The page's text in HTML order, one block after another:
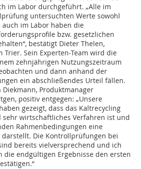
im Labor durchgeführt. „Alle im
untersuchten Werte sowohl
im Labor haben die
bzw. gesetzlichen
bestätigt Dieter Thelen,
Trier. Sein Experten-Team wird die
zehnjährigen Nutzungszeitraum
und dann anhand der
ein abschließendes Urteil fällen.
Produktmanager
positiv entgegen: „Unsere
gezeigt, dass das Kaltrecycling
wirtschaftliches Verfahren ist und
Rahmenbedingungen eine
Die Kontrollprüfungen bei
bereits vielversprechend und ich
die endgültigen Ergebnisse den ersten